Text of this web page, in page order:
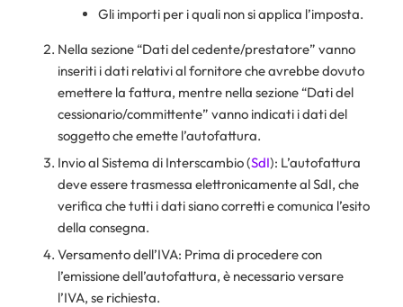
Gli importi per i quali non si applica l’imposta.
Nella sezione “Dati del cedente/prestatore” vanno
inseriti i dati relativi al fornitore che avrebbe dovuto
emettere la fattura, mentre nella sezione “Dati del
cessionario/committente” vanno indicati i dati del
soggetto che emette l’autofattura.
Invio al Sistema di Interscambio (SdI): L’autofattura
deve essere trasmessa elettronicamente al SdI, che
verifica che tutti i dati siano corretti e comunica l’esito
della consegna.
Versamento dell’IVA: Prima di procedere con
l’emissione dell’autofattura, è necessario versare
l’IVA, se richiesta.